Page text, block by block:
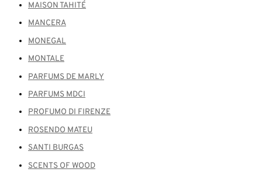
MAISON TAHITÉ
MANCERA
MONEGAL
MONTALE
PARFUMS DE MARLY
PARFUMS MDCI
PROFUMO DI FIRENZE
ROSENDO MATEU
SANTI BURGAS
SCENTS OF WOOD